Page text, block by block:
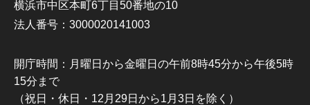
横浜市中区本町6丁目50番地の10
法人番号：3000020141003
開庁時間：月曜日から金曜日の午前8時45分から午後5時
15分まで
（祝日・休日・12月29日から1月3日を除く）